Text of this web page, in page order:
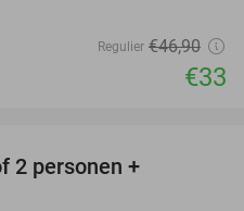
Regulier €46,90
€33
2 personen +